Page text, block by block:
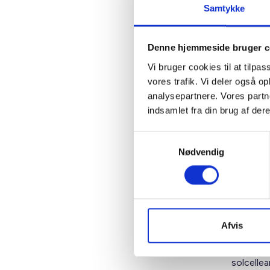
Samtykke
Denne hjemmeside bruger
Vi bruger cookies til at
vores trafik. Vi deler også
analysepartnere. Vores
indsamlet fra din brug af
Nødvendig
Afvis
kraft.
første
ikke
Der
BL er i